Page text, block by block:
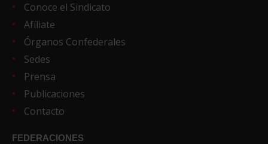
Conoce el Sindicato
Afíliate
Órganos Confederales
Sedes
Prensa
Publicaciones
Contacto
FEDERACIONES